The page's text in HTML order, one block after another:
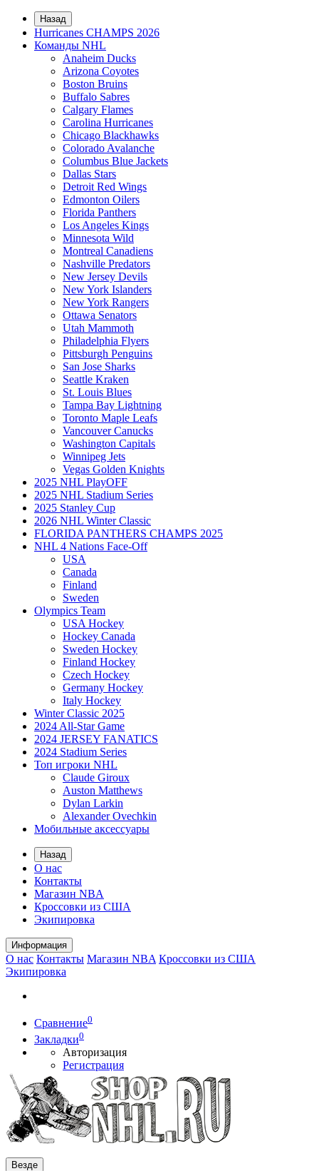
Назад
Hurricanes CHAMPS 2026
Команды NHL
Anaheim Ducks
Arizona Coyotes
Boston Bruins
Buffalo Sabres
Calgary Flames
Carolina Hurricanes
Chicago Blackhawks
Colorado Avalanche
Columbus Blue Jackets
Dallas Stars
Detroit Red Wings
Edmonton Oilers
Florida Panthers
Los Angeles Kings
Minnesota Wild
Montreal Canadiens
Nashville Predators
New Jersey Devils
New York Islanders
New York Rangers
Ottawa Senators
Utah Mammoth
Philadelphia Flyers
Pittsburgh Penguins
San Jose Sharks
Seattle Kraken
St. Louis Blues
Tampa Bay Lightning
Toronto Maple Leafs
Vancouver Canucks
Washington Capitals
Winnipeg Jets
Vegas Golden Knights
2025 NHL PlayOFF
2025 NHL Stadium Series
2025 Stanley Cup
2026 NHL Winter Classic
FLORIDA PANTHERS CHAMPS 2025
NHL 4 Nations Face-Off
USA
Canada
Finland
Sweden
Olympics Team
USA Hockey
Hockey Canada
Sweden Hockey
Finland Hockey
Czech Hockey
Germany Hockey
Italy Hockey
Winter Classic 2025
2024 All-Star Game
2024 JERSEY FANATICS
2024 Stadium Series
Топ игроки NHL
Claude Giroux
Auston Matthews
Dylan Larkin
Alexander Ovechkin
Мобильные аксессуары
Назад
О нас
Контакты
Магазин NBA
Кроссовки из США
Экипировка
Информация
О нас Контакты Магазин NBA Кроссовки из США
Экипировка
Сравнение0
Закладки0
Авторизация
Регистрация
Везде